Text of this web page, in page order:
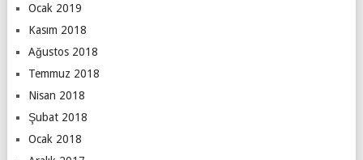
Ocak 2019
Kasım 2018
Ağustos 2018
Temmuz 2018
Nisan 2018
Şubat 2018
Ocak 2018